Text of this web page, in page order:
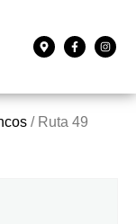
/ Ruta 49